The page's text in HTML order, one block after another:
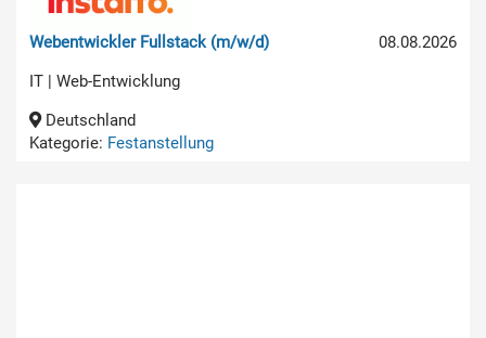
08.08.2026
Webentwickler Fullstack (m/w/d)
IT | Web-Entwicklung
Deutschland
Kategorie: Festanstellung